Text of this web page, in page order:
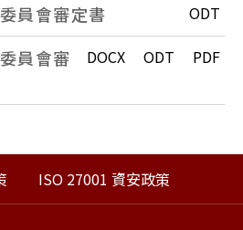
員會審定書 ODT
員會審
DOCX ODT PDF
ISO 27001 資安政策